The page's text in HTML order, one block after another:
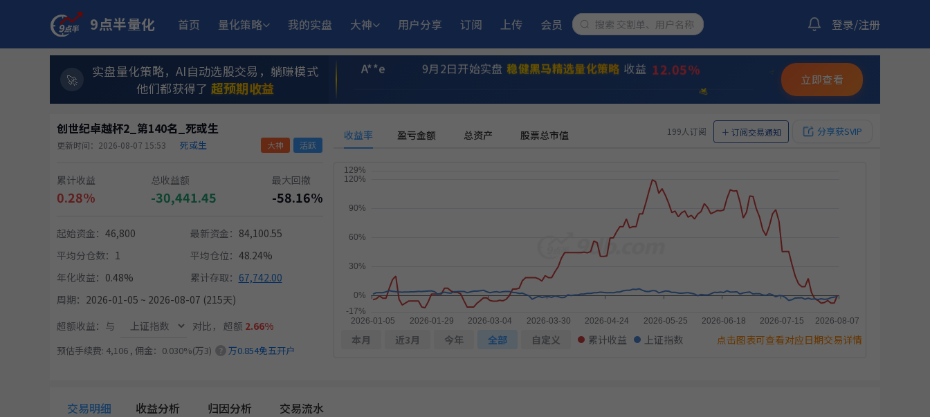
9点半量化 首页 量化策略 我的实盘 大神 用户分享 订阅 上传 会员 登录/注册
💫
实盘量化策略，AI自动选股交易，躺赚模式
他们都获得了 超预期收益
L**5 5月18日开始实盘 小市值_ETF轮动_双龙出海 收益 13.38%
A**e 9月2日开始实盘 稳健黑马精选量化策略 收益 12.05%
17.11%
民**江 11月25日开始实盘 多重止损优化成长量化策略 收益 11.18%
卧**坡 收益
小市值_ETF轮动_双龙出海 14.01%
立即查看
创世纪卓越杯2_第140名_死或生
更新时间：2026-08-07 15:53 死或生 大神 活跃
累计收益
0.28%
总收益额
-30,441.45
最大回撤
-58.16%
起始资金： 46,800 最新资金： 84,100.55
平均分仓数： 1 平均仓位： 48.24%
年化收益： 0.48% 累计存取： 67,742.00
周期： 2026-01-05 ~ 2026-08-07 (215天)
超额收益：与
对比， 超额 2.66%
预估手续费: 4,106 , 佣金：0.030%(万3) ? 万0.854免五开户
收益率 盈亏金额 总资产 股票总市值 199人订阅 ＋ 订阅交易通知 分享获SVIP
本月 近3月 今年 全部 自定义 累计收益 上证指数 点击图表可查看对应日期交易详情
交易明细 收益分析 归因分析 交易流水